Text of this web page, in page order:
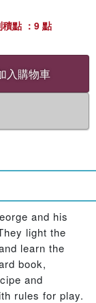
入購物車
點 ：9 點
and his
light the
learn the
book,
and
rules for play.